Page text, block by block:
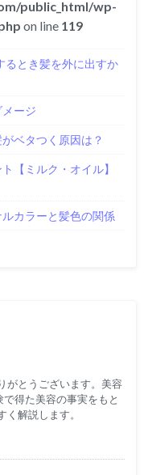
public_html/wp-
on line 119
るとき髪を外に出すか
ージ
ベタつく原因は？
【ミルク・オイル】
カラーと髪色の関係
がとうございます。美容
得た美容の事実をもと
解説します。